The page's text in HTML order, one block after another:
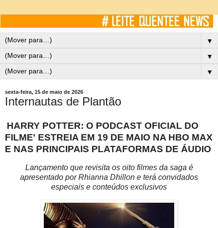
▼
▼
▼
sexta-feira, 15 de maio de 2026
Internautas de Plantão
HARRY POTTER: O PODCAST OFICIAL DO
FILME' ESTREIA EM 19 DE MAIO NA HBO MAX
E NAS PRINCIPAIS PLATAFORMAS DE ÁUDIO
Lançamento que revisita os oito filmes da saga é
apresentado por Rhianna Dhillon e terá convidados
especiais e conteúdos exclusivos